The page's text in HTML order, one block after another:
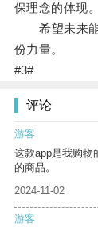
保理念的体现。
希望未来能
份力量。
#3#
评论
游客
这款app是我购物
的商品。
2024-11-02
游客